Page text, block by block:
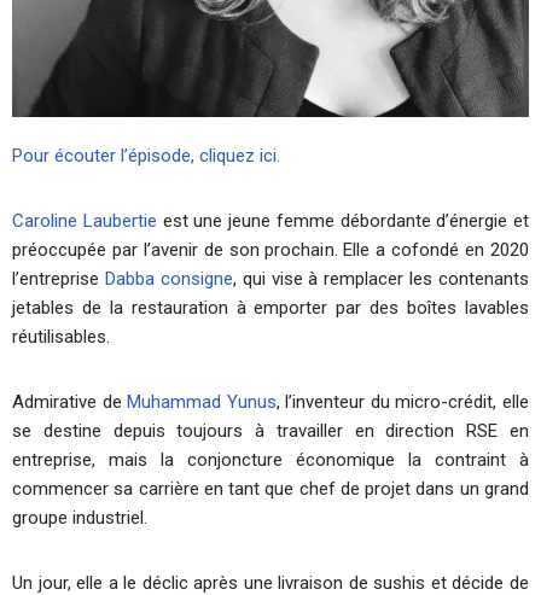
Pour écouter l’épisode, cliquez ici.
Caroline Laubertie est une jeune femme débordante d’énergie et
préoccupée par l’avenir de son prochain. Elle a cofondé en 2020
l’entreprise Dabba consigne, qui vise à remplacer les contenants
jetables de la restauration à emporter par des boîtes lavables
réutilisables.
Admirative deMuhammad Yunus, l’inventeur du micro-crédit, elle
se destine depuis toujours à travailler en direction RSE en
entreprise, mais la conjoncture économique la contraint à
commencer sa carrière en tant que chef de projet dans un grand
groupe industriel.
Un jour, elle a le déclic après une livraison de sushis et décide de